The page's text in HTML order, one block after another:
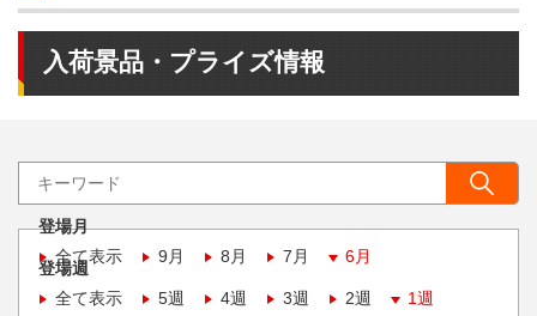
入荷景品・プライズ情報
登場月
全て表示
9月 8月 7月 6月
登場週
全て表示
5週 4週 3週 2週 1週